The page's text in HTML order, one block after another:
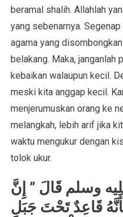
beramal shalih. Allahlah
yang sebenarnya.
agama yang
belakang. Maka, janganlah
kebaikan walaupun kecil.
meski kita anggap kecil.
menjerumuskan orang ke
melangkah, lebih arif jika
waktu mengukur dengan
tolok ukur.
وسلم قَالَ ‏”‏ إِنَّ
قَاعِدٌ تَحْتَ جَبَلٍ